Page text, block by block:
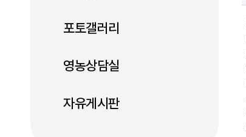
포토갤러리
영농상담실
자유게시판